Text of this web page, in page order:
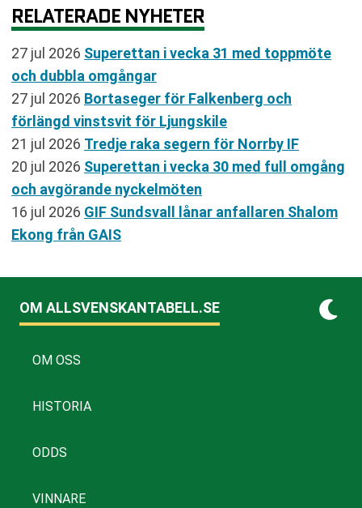
RELATERADE NYHETER
27 jul 2026 Superettan i vecka 31 med toppmöte
och dubbla omgångar
27 jul 2026 Bortaseger för Falkenberg och
förlängd vinstsvit för Ljungskile
21 jul 2026 Tredje raka segern för Norrby IF
20 jul 2026 Superettan i vecka 30 med full omgång
och avgörande nyckelmöten
16 jul 2026 GIF Sundsvall lånar anfallaren Shalom
Ekong från GAIS
OM ALLSVENSKANTABELL.SE
OM OSS
HISTORIA
ODDS
VINNARE